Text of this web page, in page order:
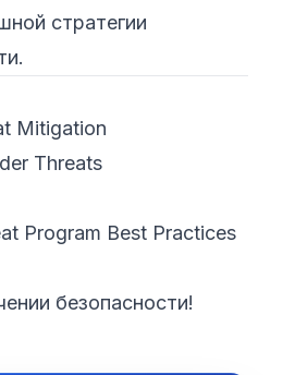
стратегии
Mitigation
Threats
Program Best Practices
безопасности!